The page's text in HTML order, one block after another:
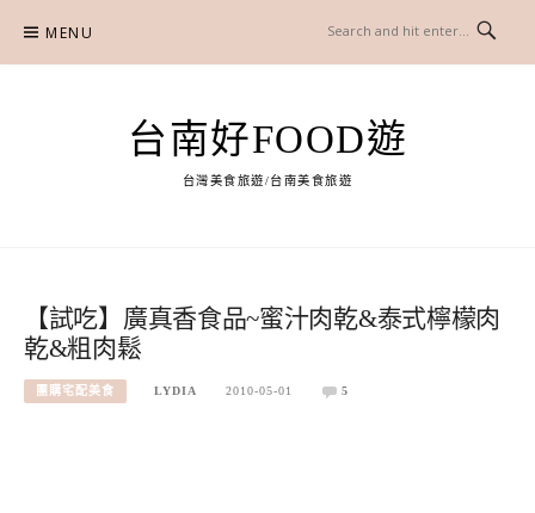
content
MENU
台南好FOOD遊
台灣美食旅遊/台南美食旅遊
【試吃】廣真香食品~蜜汁肉乾&泰式檸檬肉
乾&粗肉鬆
團購宅配美食 LYDIA 2010-05-01 5